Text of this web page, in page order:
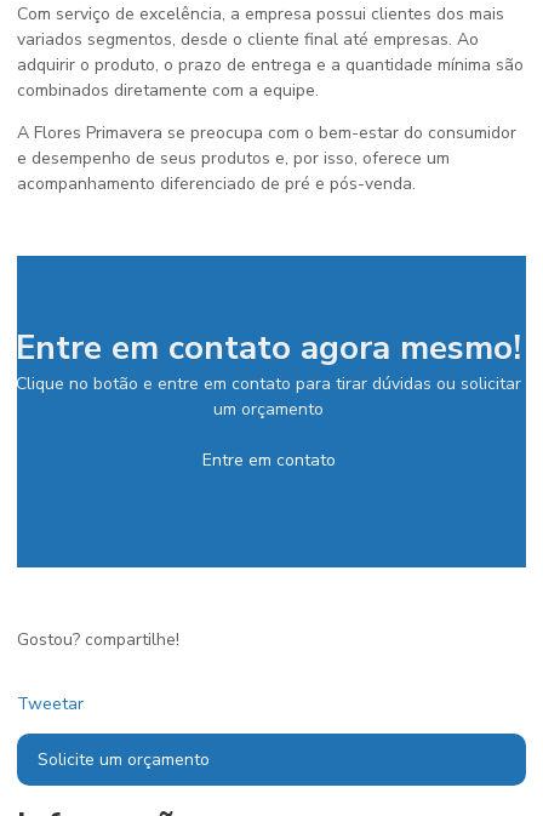
Com serviço de excelência, a empresa possui clientes dos mais
variados segmentos, desde o cliente final até empresas. Ao
adquirir o produto, o prazo de entrega e a quantidade mínima são
combinados diretamente com a equipe.
A Flores Primavera se preocupa com o bem-estar do consumidor
e desempenho de seus produtos e, por isso, oferece um
acompanhamento diferenciado de pré e pós-venda.
Entre em contato agora mesmo!
Clique no botão e entre em contato para tirar dúvidas ou solicitar
um orçamento
Entre em contato
Gostou? compartilhe!
Tweetar
Solicite um orçamento